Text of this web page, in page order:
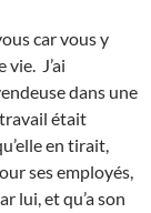
car vous y
J’ai
dans une
était
en tirait,
ses employés,
lui, et qu’a son